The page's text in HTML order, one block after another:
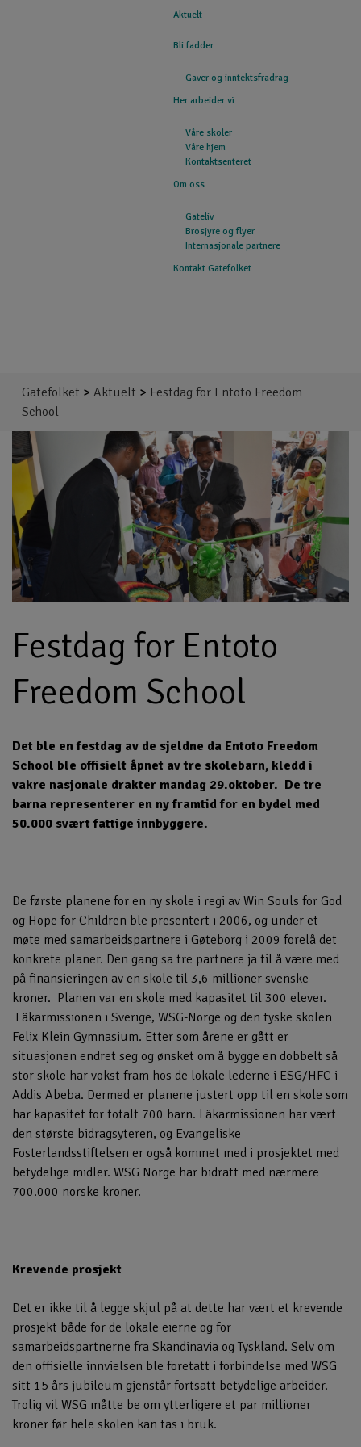
Aktuelt
Bli fadder
Gaver og inntektsfradrag
Her arbeider vi
Våre skoler
Våre hjem
Kontaktsenteret
Om oss
Gateliv
Brosjyre og flyer
Internasjonale partnere
Kontakt Gatefolket
Gatefolket > Aktuelt > Festdag for Entoto Freedom
School
Festdag for Entoto
Freedom School
Det ble en festdag av de sjeldne da Entoto Freedom
School ble offisielt åpnet av tre skolebarn, kledd i
vakre nasjonale drakter mandag 29.oktober. De tre
barna representerer en ny framtid for en bydel med
50.000 svært fattige innbyggere.
De første planene for en ny skole i regi av Win Souls for God
og Hope for Children ble presentert i 2006, og under et
møte med samarbeidspartnere i Gøteborg i 2009 forelå det
konkrete planer. Den gang sa tre partnere ja til å være med
på finansieringen av en skole til 3,6 millioner svenske
kroner. Planen var en skole med kapasitet til 300 elever.
Läkarmissionen i Sverige, WSG-Norge og den tyske skolen
Felix Klein Gymnasium. Etter som årene er gått er
situasjonen endret seg og ønsket om å bygge en dobbelt så
stor skole har vokst fram hos de lokale lederne i ESG/HFC i
Addis Abeba. Dermed er planene justert opp til en skole som
har kapasitet for totalt 700 barn. Läkarmissionen har vært
den største bidragsyteren, og Evangeliske
Fosterlandsstiftelsen er også kommet med i prosjektet med
betydelige midler. WSG Norge har bidratt med nærmere
700.000 norske kroner.
Krevende prosjekt
Det er ikke til å legge skjul på at dette har vært et krevende
prosjekt både for de lokale eierne og for
samarbeidspartnerne fra Skandinavia og Tyskland. Selv om
den offisielle innvielsen ble foretatt i forbindelse med WSG
sitt 15 års jubileum gjenstår fortsatt betydelige arbeider.
Trolig vil WSG måtte be om ytterligere et par millioner
kroner før hele skolen kan tas i bruk.